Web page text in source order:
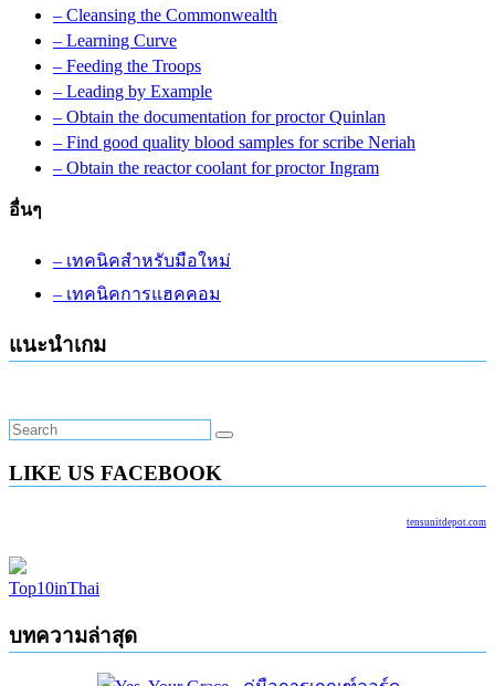
– Cleansing the Commonwealth
– Learning Curve
– Feeding the Troops
– Leading by Example
– Obtain the documentation for proctor Quinlan
– Find good quality blood samples for scribe Neriah
– Obtain the reactor coolant for proctor Ingram
อื่นๆ
– เทคนิคสำหรับมือใหม่
– เทคนิคการแฮคคอม
แนะนำเกม
LIKE US FACEBOOK
tensunitdepot.com
Top10inThai
บทความล่าสุด